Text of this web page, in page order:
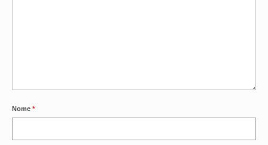
SOLIDARIEDADE
Nome *